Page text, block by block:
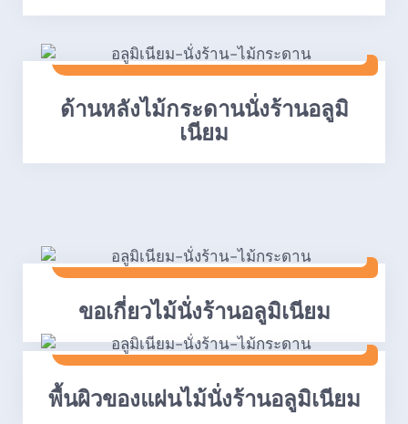
ด้านหลังไม้กระดานนั่งร้านอลูมิ
เนียม
ขอเกี่ยวไม้นั่งร้านอลูมิเนียม
พื้นผิวของแผ่นไม้นั่งร้านอลูมิเนียม